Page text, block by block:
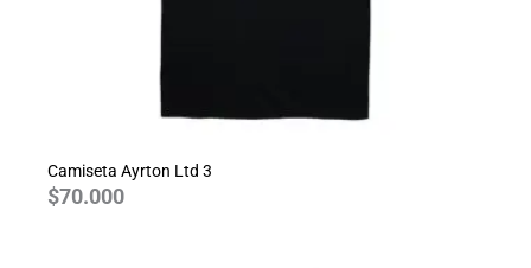
Camiseta Ayrton Ltd 3
$70.000